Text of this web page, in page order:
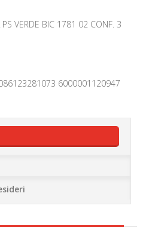
PS VERDE BIC 1781 02 CONF. 3
6000001120947